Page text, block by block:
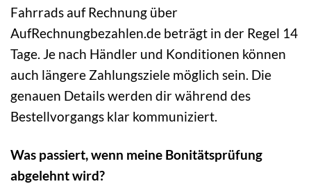
Fahrrads auf Rechnung über
AufRechnungbezahlen.de beträgt in der Regel 14
Tage. Je nach Händler und Konditionen können
auch längere Zahlungsziele möglich sein. Die
genauen Details werden dir während des
Bestellvorgangs klar kommuniziert.
Was passiert, wenn meine Bonitätsprüfung
abgelehnt wird?